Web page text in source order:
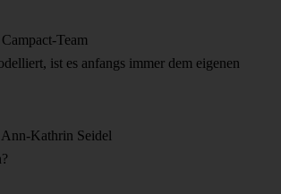
Campact-Team
ist es anfangs immer dem eigenen
Ann-Kathrin Seidel